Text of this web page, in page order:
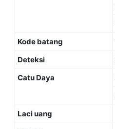
Kode batang
Deteksi
Catu Daya
Laci uang